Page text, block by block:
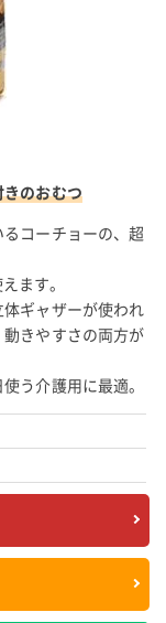
のおむつ
コーチョーの、超
ます。
ギャザーが使われ
きやすさの両方が
う介護用に最適。